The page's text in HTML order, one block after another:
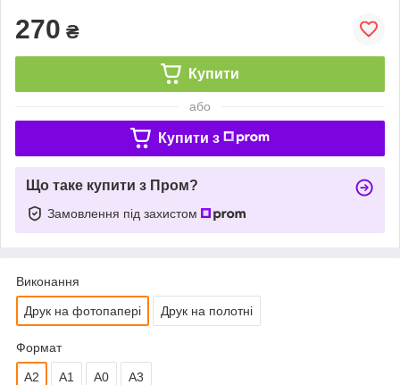
270 ₴
Купити
або
Купити з
Що таке купити з Пром?
Замовлення під захистом
Виконання
Друк на фотопапері Друк на полотні
Формат
A2 А1 A0 A3